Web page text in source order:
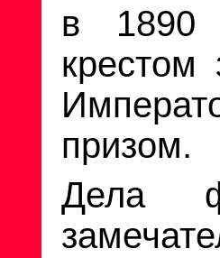
в 1890
крестом
призом.
Дела